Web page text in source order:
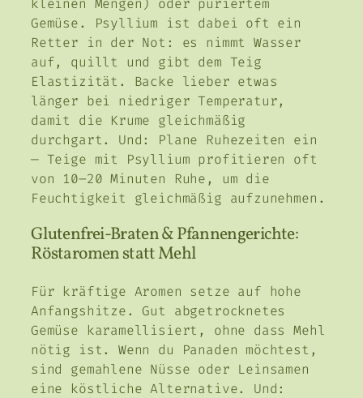
kleinen Mengen) oder püriertem
Gemüse. Psyllium ist dabei oft ein
Retter in der Not: es nimmt Wasser
auf, quillt und gibt dem Teig
Elastizität. Backe lieber etwas
länger bei niedriger Temperatur,
damit die Krume gleichmäßig
durchgart. Und: Plane Ruhezeiten ein
— Teige mit Psyllium profitieren oft
von 10–20 Minuten Ruhe, um die
Feuchtigkeit gleichmäßig aufzunehmen.
Glutenfrei-Braten & Pfannengerichte:
Röstaromen statt Mehl
Für kräftige Aromen setze auf hohe
Anfangshitze. Gut abgetrocknetes
Gemüse karamellisiert, ohne dass Mehl
nötig ist. Wenn du Panaden möchtest,
sind gemahlene Nüsse oder Leinsamen
eine köstliche Alternative. Und: